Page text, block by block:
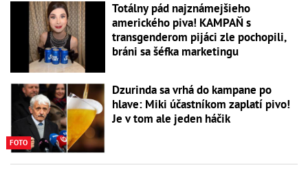
Totálny pád najznámejšieho
amerického piva! KAMPAŇ s
transgenderom pijáci zle pochopili,
bráni sa šéfka marketingu
FOTO
Dzurinda sa vrhá do kampane po
hlave: Miki účastníkom zaplatí pivo!
Je v tom ale jeden háčik